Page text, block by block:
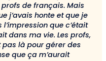
de français. Mais
j’avais honte et que je
que c’était
dans ma vie. Les profs,
pas là pour gérer des
que ça m’aurait